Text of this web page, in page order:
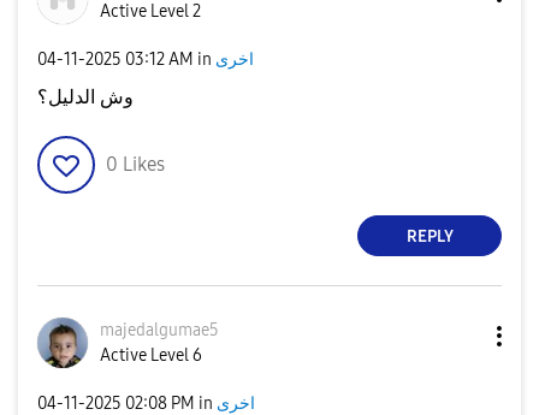
Active Level 2
‎04-11-2025 03:12 AM in اخرى
وش الدليل؟
0 Likes
REPLY
majedalgumae5
Active Level 6
‎04-11-2025 02:08 PM in اخرى